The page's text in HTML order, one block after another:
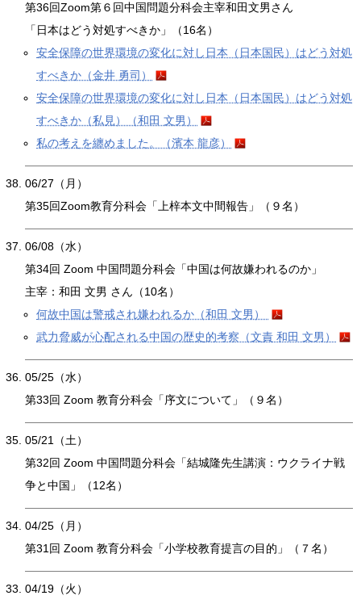
第36回Zoom第６回中国問題分科会主宰和田文男さん
「日本はどう対処すべきか」（16名）
安全保障の世界環境の変化に対し日本（日本国民）はどう対処
すべきか（金井 勇司）
安全保障の世界環境の変化に対し日本（日本国民）はどう対処
すべきか（私見）（和田 文男）
私の考えを纏めました。（濱本 龍彦）
06/27（月）
第35回Zoom教育分科会「上梓本文中間報告」（９名）
06/08（水）
第34回 Zoom 中国問題分科会「中国は何故嫌われるのか」
主宰：和田 文男 さん（10名）
何故中国は警戒され嫌われるか（和田 文男）
武力脅威が心配される中国の歴史的考察（文責 和田 文男）
05/25（水）
第33回 Zoom 教育分科会「序文について」（９名）
05/21（土）
第32回 Zoom 中国問題分科会「結城隆先生講演：ウクライナ戦
争と中国」（12名）
04/25（月）
第31回 Zoom 教育分科会「小学校教育提言の目的」（７名）
04/19（火）